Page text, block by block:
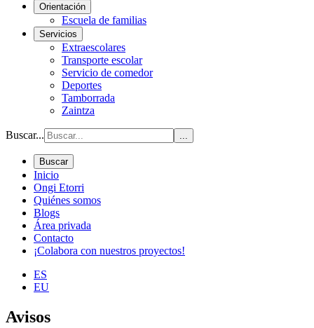
Orientación
Escuela de familias
Servicios
Extraescolares
Transporte escolar
Servicio de comedor
Deportes
Tamborrada
Zaintza
Buscar... ...
Buscar
Inicio
Ongi Etorri
Quiénes somos
Blogs
Área privada
Contacto
¡Colabora con nuestros proyectos!
ES
EU
Avisos